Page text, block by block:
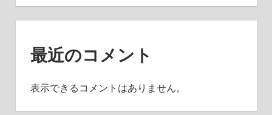
最近のコメント
表示できるコメントはありません。